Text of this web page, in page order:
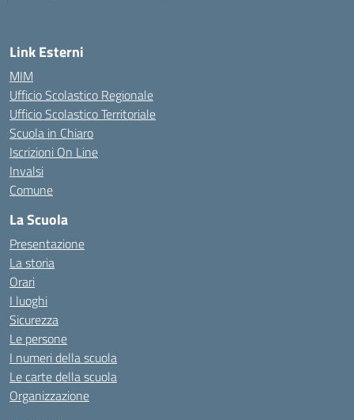
Link Esterni
MIM
Ufficio Scolastico Regionale
Ufficio Scolastico Territoriale
Scuola in Chiaro
Iscrizioni On Line
Invalsi
Comune
La Scuola
Presentazione
La storia
Orari
I luoghi
Sicurezza
Le persone
I numeri della scuola
Le carte della scuola
Organizzazione